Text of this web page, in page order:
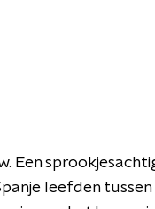
Een
leefden tussen